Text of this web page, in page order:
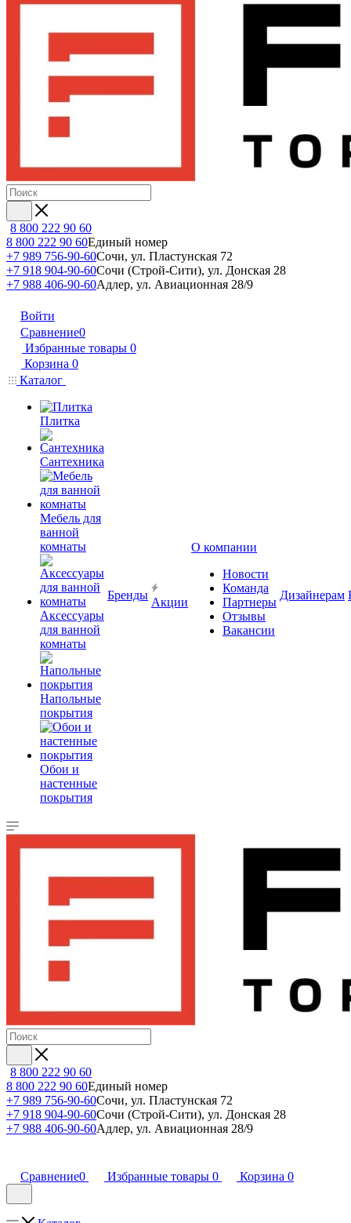
8 800 222 90 60
8 800 222 90 60Единый номер
+7 989 756-90-60Сочи, ул. Пластунская 72
+7 918 904-90-60Сочи (Строй-Сити), ул. Донская 28
+7 988 406-90-60Адлер, ул. Авиационная 28/9
Войти
Сравнение0
Избранные товары 0
Корзина 0
Каталог
Плитка
Сантехника
Мебель для
ванной
комнаты
Аксессуары
для ванной
комнаты
Напольные
покрытия
Обои и
настенные
покрытия
Бренды
Акции
О компании
Новости
Команда
Партнеры
Отзывы
Вакансии
Дизайнерам
8 800 222 90 60
8 800 222 90 60Единый номер
+7 989 756-90-60Сочи, ул. Пластунская 72
+7 918 904-90-60Сочи (Строй-Сити), ул. Донская 28
+7 988 406-90-60Адлер, ул. Авиационная 28/9
Сравнение0 Избранные товары 0 Корзина 0